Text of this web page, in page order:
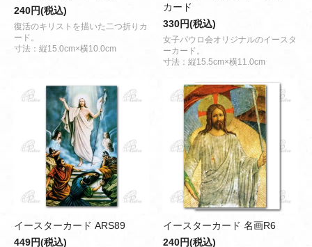
240円(税込)
復活のキリストを描いた二つ折りカ
ード。
寸法：縦15.0cm×横10.0cm
カード
330円(税込)
女子パウロ会オリジナルのイースタ
ーカード。
寸法：縦15.5cm×横11.0cm
イースターカード ARS89
449円(税込)
イースターカード 名画R6
240円(税込)